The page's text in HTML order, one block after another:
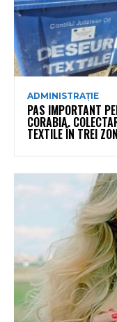
ADMINISTRAȚIE
PAS IMPORTANT
CORABIA.
TEXTILE ÎN TREI